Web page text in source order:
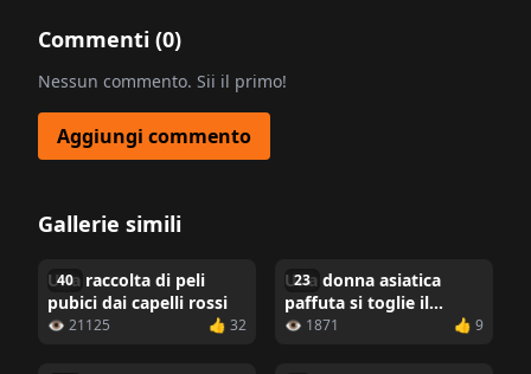
Commenti (0)
Nessun commento. Sii il primo!
Aggiungi commento
Gallerie simili
40
Una raccolta di peli
pubici dai capelli rossi
👁 21125 👍 32
23
Una donna asiatica
paffuta si toglie il
vestito
👁 1871 👍 9